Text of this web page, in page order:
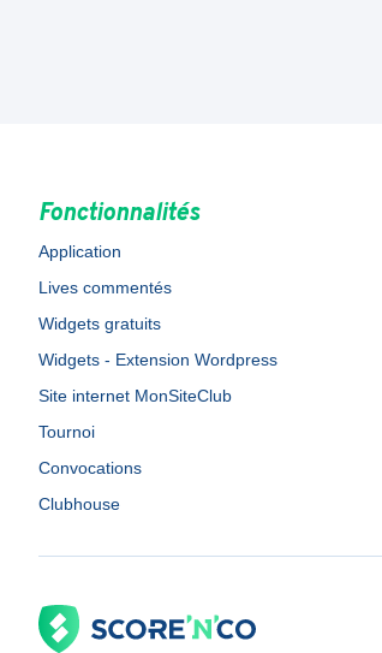
Fonctionnalités
Application
Lives commentés
Widgets gratuits
Widgets - Extension Wordpress
Site internet MonSiteClub
Tournoi
Convocations
Clubhouse